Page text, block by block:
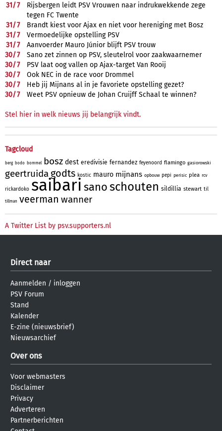
31/7
Rijsbergen leidt PSV Vrouwen naar indrukwekkende zege
tegen FC Twente
31/7
Brandt kiest voor Ajax en niet voor hereniging met Bosz
31/7
Vermoedelijke opstelling PSV
31/7
Aanvoerder Mauro Júnior blijft PSV trouw
30/7
Sano zet zinnen op PSV, sleutelrol voor zaakwaarnemer
30/7
PSV laat oog vallen op Ajax-target Van Rooij
30/7
Ook NEC in de race voor Drommel
30/7
Heb jij Mijnans al in je favoriete opstelling gezet?
30/7 Weet PSV opnieuw de Johan Cruijff Schaal te winnen?
Stel hier in welk nieuws jij belangrijk vindt.
Tagcloud
berg bodo bommel bosz dest eredivisie fernandez feyenoord flamingo gasiorowski
geertruida godts kostic mauro mijnans opbouw pepi perisic plea rcv
rickardoko saibari sanoschouten sildillia stewart til
tillman veerman wanner
A Twitter List by psv.supporters.nl
Direct naar
Aanmelden / inloggen
PSV Forum
Stand
Kalender
E-zine (nieuwsbrief)
Nieuwsarchief
Over ons
Voor webmasters
Disclaimer
Privacy
Adverteren
Partnerberichten